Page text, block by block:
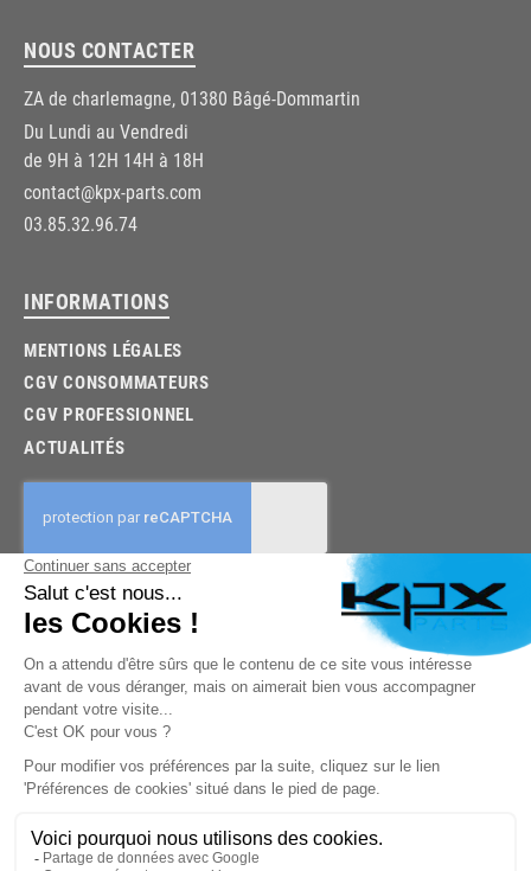
03.85.32.96.74
NOUS CONTACTER
ZA de charlemagne, 01380 Bâgé-Dommartin
Du Lundi au Vendredi
de 9H à 12H 14H à 18H
contact@kpx-parts.com
03.85.32.96.74
INFORMATIONS
MENTIONS LÉGALES
CGV CONSOMMATEURS
CGV PROFESSIONNEL
ACTUALITÉS